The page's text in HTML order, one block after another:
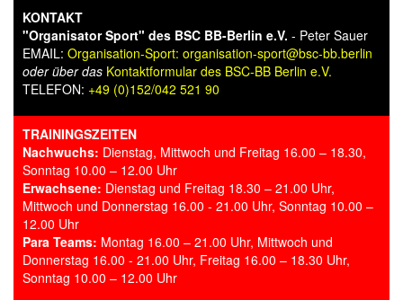
KONTAKT
"Organisator Sport" des BSC BB-Berlin e.V. - Peter Sauer
EMAIL: Organisation-Sport: organisation-sport@bsc-bb.berlin
oder über das Kontaktformular des BSC-BB Berlin e.V.
TELEFON: +49 (0)152/042 521 90
TRAININGSZEITEN
Nachwuchs: Dienstag, Mittwoch und Freitag 16.00 – 18.30,
Sonntag 10.00 – 12.00 Uhr
Erwachsene: Dienstag und Freitag 18.30 – 21.00 Uhr,
Mittwoch und Donnerstag 16.00 - 21.00 Uhr, Sonntag 10.00 –
12.00 Uhr
Para Teams: Montag 16.00 – 21.00 Uhr, Mittwoch und
Donnerstag 16.00 - 21.00 Uhr, Freitag 16.00 – 18.30 Uhr,
Sonntag 10.00 – 12.00 Uhr